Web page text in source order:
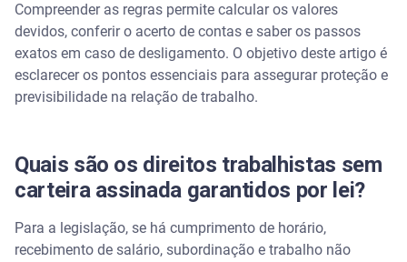
O que fazer em caso de demissão sem registro
formal?
Assista | Conheça os principais direitos trabalhistas
- Serasa Ensina
Como organizar as finanças e os próximos passos
Perguntas frequentes sobre direitos trabalhistas
sem carteira assinada
Compreender as regras permite calcular os valores
devidos, conferir o acerto de contas e saber os passos
exatos em caso de desligamento. O objetivo deste artigo é
esclarecer os pontos essenciais para assegurar proteção e
previsibilidade na relação de trabalho.
Quais são os direitos trabalhistas sem
carteira assinada garantidos por lei?
Para a legislação, se há cumprimento de horário,
recebimento de salário, subordinação e trabalho não